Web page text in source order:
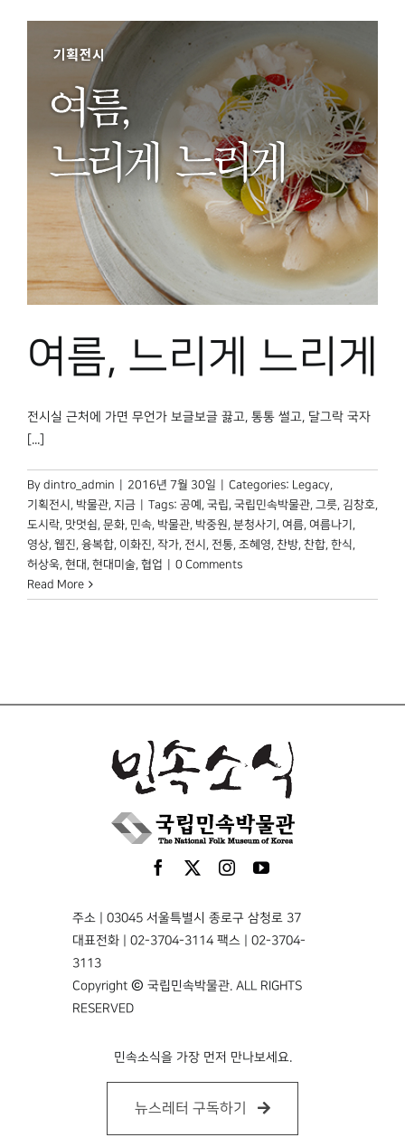
여름, 느리게 느리게
전시실 근처에 가면 무언가 보글보글 끓고, 통통 썰고, 달그락 국자
[...]
By dintro_admin 2016년 7월 30일 Categories: Legacy,
기획전시 , 박물관, 지금 Tags: 공예 , 국립, 국립민속박물관, 그릇, 김창호,
도시락, 맛멋쉼, 문화, 민속, 박물관, 박중원, 분청사기 , 여름, 여름나기 ,
영상, 웹진, 융복합, 이화진, 작가, 전시 , 전통, 조혜영, 찬방, 찬합, 한식,
허상욱, 현대 , 현대미술, 협업
0 Comments
Read More
주소 | 03045 서울특별시 종로구 삼청로 37
대표전화 | 02-3704-3114 팩스 | 02-3704-
3113
Copyright © 국립민속박물관. ALL RIGHTS
RESERVED
민속소식을 가장 먼저 만나보세요.
뉴스레터 구독하기